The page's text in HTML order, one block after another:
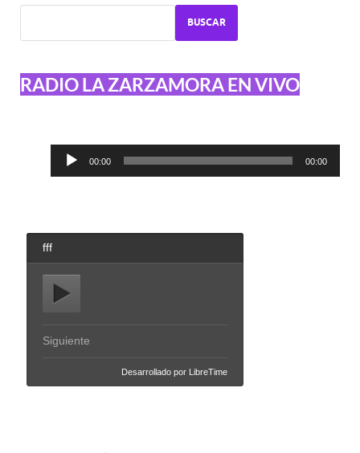
BUSCAR
RADIO LA ZARZAMORA EN VIVO
Reproductor
00:00 00:00